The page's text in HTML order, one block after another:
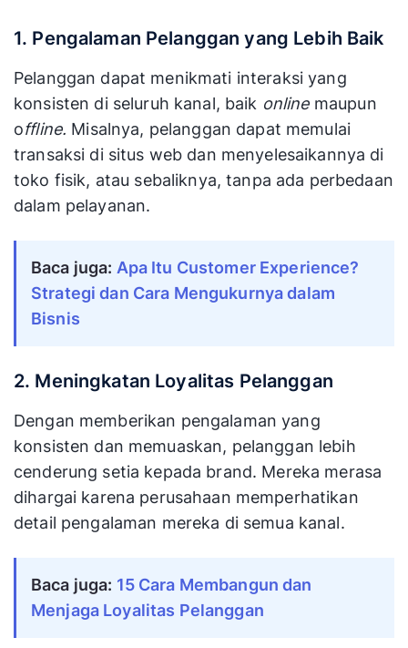
1. Pengalaman Pelanggan yang Lebih Baik
Pelanggan dapat menikmati interaksi yang
konsisten di seluruh kanal, baik onlinemaupun
offline. Misalnya, pelanggan dapat memulai
transaksi di situs web dan menyelesaikannya di
toko fisik, atau sebaliknya, tanpa ada perbedaan
dalam pelayanan.
Baca juga: Apa Itu Customer Experience?
Strategi dan Cara Mengukurnya dalam
Bisnis
2. Meningkatan Loyalitas Pelanggan
Dengan memberikan pengalaman yang
konsisten dan memuaskan, pelanggan lebih
cenderung setia kepada brand. Mereka merasa
dihargai karena perusahaan memperhatikan
detail pengalaman mereka di semua kanal.
Baca juga: 15 Cara Membangun dan
Menjaga Loyalitas Pelanggan